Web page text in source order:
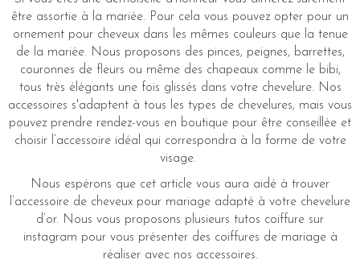
être assortie à la mariée. Pour cela vous pouvez opter pour un
ornement pour cheveux dans les mêmes couleurs que la tenue
de la mariée. Nous proposons des pinces, peignes, barrettes,
couronnes de fleurs ou même des chapeaux comme le bibi,
tous très élégants une fois glissés dans votre chevelure. Nos
accessoires s'adaptent à tous les types de chevelures, mais vous
pouvez prendre rendez-vous en boutique pour être conseillée et
choisir l’accessoire idéal qui correspondra à la forme de votre
visage.
Nous espérons que cet article vous aura aidé à trouver
l’accessoire de cheveux pour mariage adapté à votre chevelure
d’or. Nous vous proposons plusieurs tutos coiffure sur
instagram pour vous présenter des coiffures de mariage à
réaliser avec nos accessoires.